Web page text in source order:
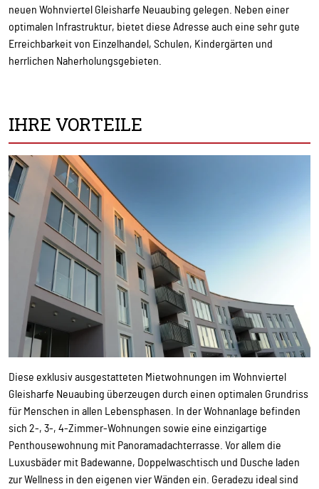
neuen Wohnviertel Gleisharfe Neuaubing gelegen. Neben einer
optimalen Infrastruktur, bietet diese Adresse auch eine sehr gute
Erreichbarkeit von Einzelhandel, Schulen, Kindergärten und
herrlichen Naherholungsgebieten.
IHRE VORTEILE
Diese exklusiv ausgestatteten Mietwohnungen im Wohnviertel
Gleisharfe Neuaubing überzeugen durch einen optimalen Grundriss
für Menschen in allen Lebensphasen. In der Wohnanlage befinden
sich 2-, 3-, 4-Zimmer-Wohnungen sowie eine einzigartige
Penthousewohnung mit Panoramadachterrasse. Vor allem die
Luxusbäder mit Badewanne, Doppelwaschtisch und Dusche laden
zur Wellness in den eigenen vier Wänden ein. Geradezu ideal sind